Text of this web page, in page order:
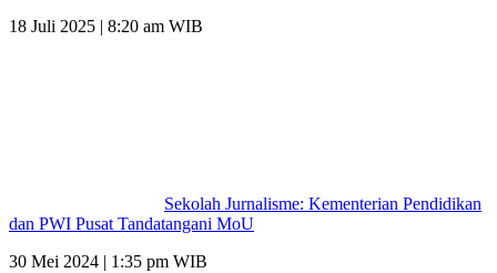
18 Juli 2025 | 8:20 am WIB
Sekolah Jurnalisme: Kementerian Pendidikan
dan PWI Pusat Tandatangani MoU
30 Mei 2024 | 1:35 pm WIB